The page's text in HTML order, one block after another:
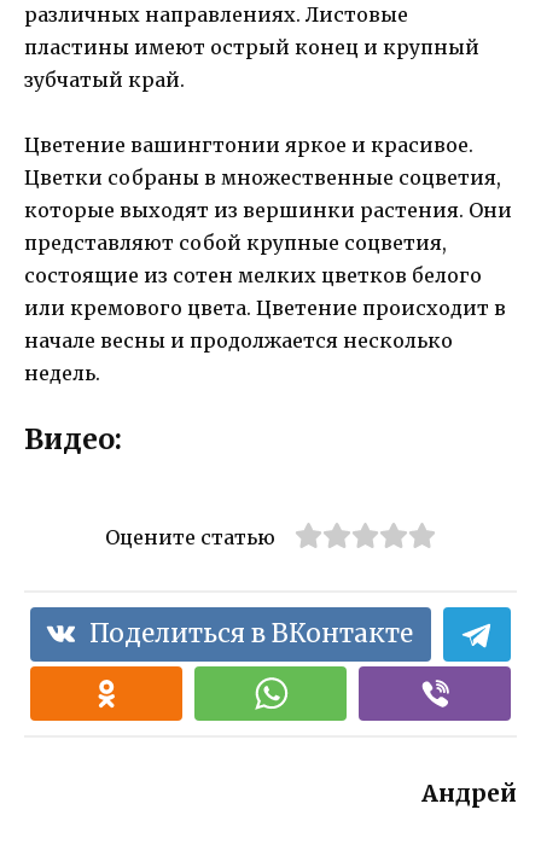
различных направлениях. Листовые
пластины имеют острый конец и крупный
зубчатый край.
Цветение вашингтонии яркое и красивое.
Цветки собраны в множественные соцветия,
которые выходят из вершинки растения. Они
представляют собой крупные соцветия,
состоящие из сотен мелких цветков белого
или кремового цвета. Цветение происходит в
начале весны и продолжается несколько
недель.
Видео:
Оцените статью
Поделиться в ВКонтакте
Андрей